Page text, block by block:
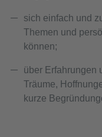
sich einfach und
Themen und
können;
über Erfahrungen
Träume,
kurze